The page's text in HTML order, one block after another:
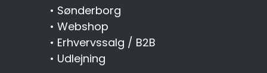
• Sønderborg
• Webshop
• Erhvervssalg / B2B
• Udlejning